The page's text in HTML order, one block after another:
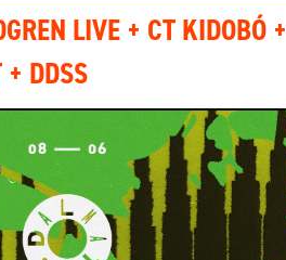
LIVE + CT KIDOBÓ +
DDSS